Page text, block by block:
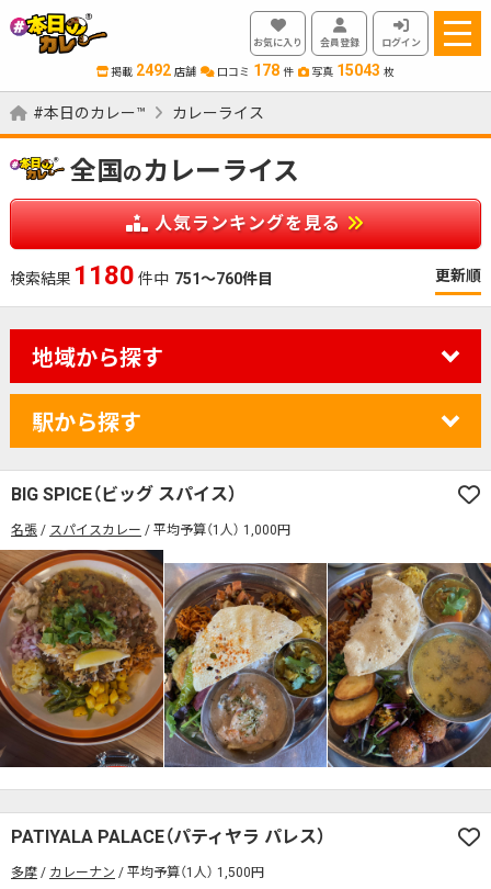
お気に入り 会員登録 ログイン
掲載 2492 店舗 口コミ 178 件 写真 15043 枚
#本日のカレー™ カレーライス
全国 のカレーライス
人気ランキングを見る
検索結果 1180 件中 751～760件目 更新順
地域から探す
カレーのジャンルを絞り込む
無料駐車場あり
モーニングあり ランチあり 夜10時以降も営業
年中無休 5名以上の団体歓迎 テイクアウトOK
デリバリー対応 禁煙席のみ 喫煙席あり
カウンター席あり テーブル席あり テラス席あり
テラス席ペット可 子連れ・赤ちゃんOK
カレー専門店 辛さが選べるお店
キッズメニューあり ポイント貯まる・使える
カード決済可 電子マネー決済可
駅から探す
カレーのジャンルを絞り込む
席の予約可 駅から徒歩5分以内
無料駐車場あり 1人でも入りやすいお店
モーニングあり ランチあり 夜10時以降も営業
年中無休 5名以上の団体歓迎 テイクアウトOK
デリバリー対応 禁煙席のみ 喫煙席あり
BIG SPICE（ビッグ スパイス）
名張 スパイスカレー 平均予算（1人） 1,000円
PATIYALA PALACE（パティヤラ パレス）
多摩 カレーナン 平均予算（1人） 1,500円